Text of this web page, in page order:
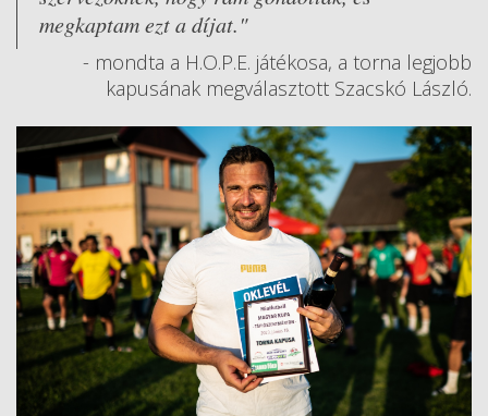
megkaptam ezt a díjat."
- mondta a H.O.P.E. játékosa, a torna legjobb
kapusának megválasztott Szacskó László.